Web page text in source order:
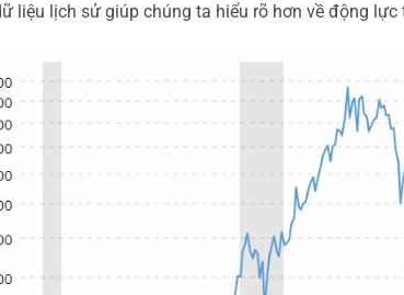
liệu lịch sử giúp chúng ta hiểu rõ hơn về động lực